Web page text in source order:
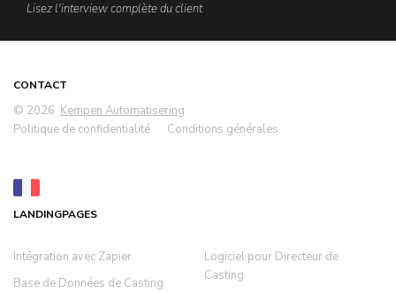
Lisez l'interview complète du client
CONTACT
© 2026 Kempen Automatisering
Politique de confidentialité
Conditions générales
LANDINGPAGES
Intégration avec Zapier
Base de Données de Casting
Logiciel pour Directeur de
Casting